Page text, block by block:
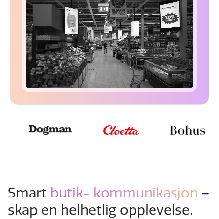
Smart butik- kommunikasjon –
skap en helhetlig opplevelse.